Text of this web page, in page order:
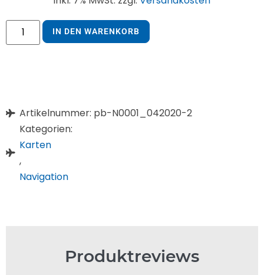
IN DEN WARENKORB
Artikelnummer: pb-N0001_042020-2
Kategorien:
Karten
,
Navigation
Produktreviews